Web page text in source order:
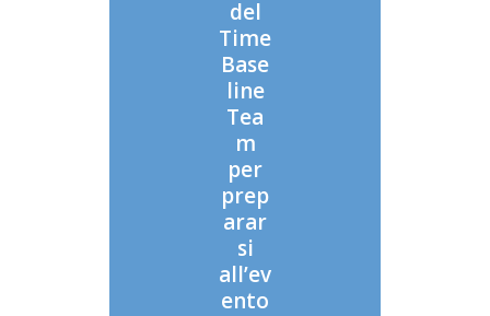
del
Time
Base
line
Tea
m
per
prep
arar
si
all’ev
ento